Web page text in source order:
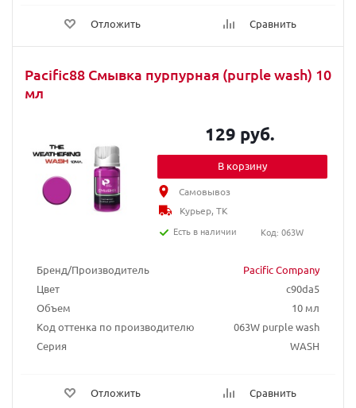
Отложить Сравнить
Pacific88 Смывка пурпурная (purple wash) 10
мл
Бренд/Производитель
Pacific Company
Цвет
c90da5
Объем
10 мл
Код оттенка по производителю
063W purple wash
Серия
WASH
Отложить Сравнить
129 руб.
В корзину
Самовывоз
Курьер, ТК
Есть в наличии
Код: 063W